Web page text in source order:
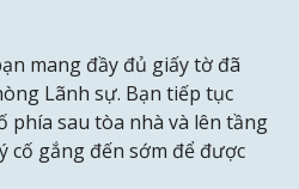
mang đầy đủ giấy tờ đã
Lãnh sự. Bạn tiếp tục
phía sau tòa nhà và lên tầng
cố gắng đến sớm để được